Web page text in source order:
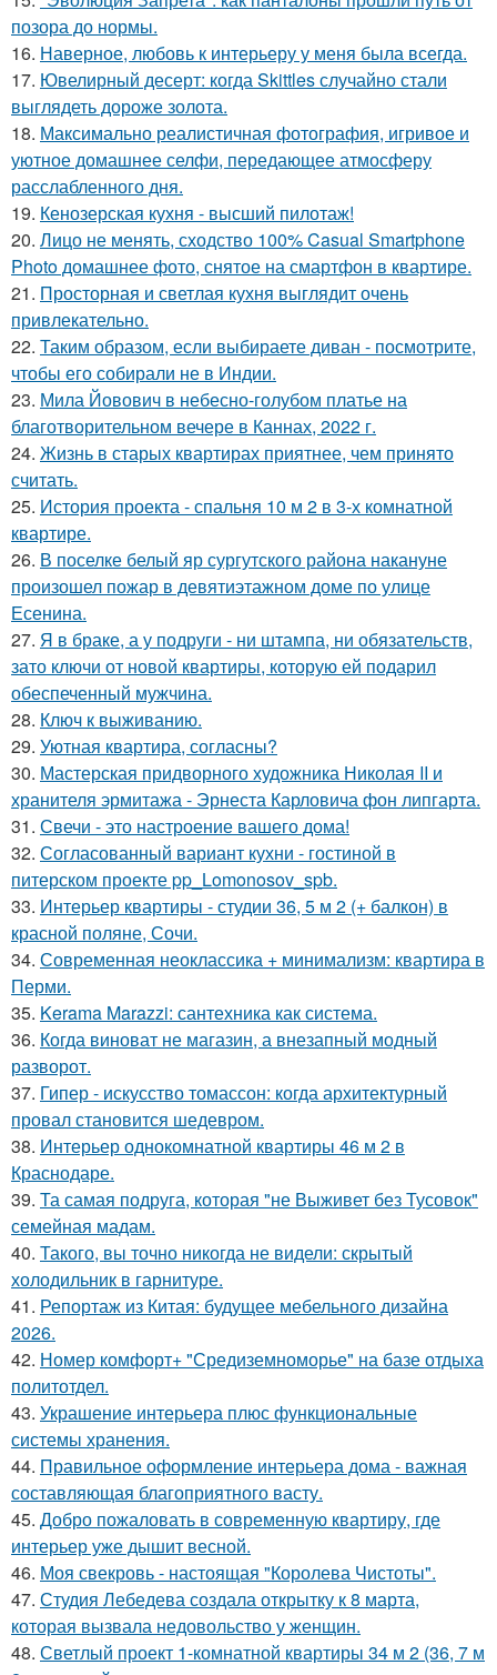
позора до нормы.
16. Наверное, любовь к интерьеру у меня была всегда.
17. Ювелирный десерт: когда Skittles случайно стали
выглядеть дороже золота.
18. Максимально реалистичная фотография, игривое и
уютное домашнее селфи, передающее атмосферу
расслабленного дня.
19. Кенозерская кухня - высший пилотаж!
20. Лицо не менять, сходство 100% Casual Smartphone
Photo домашнее фото, снятое на смартфон в квартире.
21. Просторная и светлая кухня выглядит очень
привлекательно.
22. Таким образом, если выбираете диван - посмотрите,
чтобы его собирали не в Индии.
23. Мила Йовович в небесно-голубом платье на
благотворительном вечере в Каннах, 2022 г.
24. Жизнь в старых квартирах приятнее, чем принято
считать.
25. История проекта - спальня 10 м 2 в 3-х комнатной
квартире.
26. В поселке белый яр сургутского района накануне
произошел пожар в девятиэтажном доме по улице
Есенина.
27. Я в браке, а у подруги - ни штампа, ни обязательств,
зато ключи от новой квартиры, которую ей подарил
обеспеченный мужчина.
28. Ключ к выживанию.
29. Уютная квартира, согласны?
30. Мастерская придворного художника Николая II и
хранителя эрмитажа - Эрнеста Карловича фон липгарта.
31. Свечи - это настроение вашего дома!
32. Согласованный вариант кухни - гостиной в
питерском проекте pp_Lomonosov_spb.
33. Интерьер квартиры - студии 36, 5 м 2 (+ балкон) в
красной поляне, Сочи.
34. Современная неоклассика + минимализм: квартира в
Перми.
35. Kerama Marazzi: сантехника как система.
36. Когда виноват не магазин, а внезапный модный
разворот.
37. Гипер - искусство томассон: когда архитектурный
провал становится шедевром.
38. Интерьер однокомнатной квартиры 46 м 2 в
Краснодаре.
39. Та самая подруга, которая "не Выживет без Тусовок"
семейная мадам.
40. Такого, вы точно никогда не видели: скрытый
холодильник в гарнитуре.
41. Репортаж из Китая: будущее мебельного дизайна
2026.
42. Номер комфорт+ "Средиземноморье" на базе отдыха
политотдел.
43. Украшение интерьера плюс функциональные
системы хранения.
44. Правильное оформление интерьера дома - важная
составляющая благоприятного васту.
45. Добро пожаловать в современную квартиру, где
интерьер уже дышит весной.
46. Моя свекровь - настоящая "Королева Чистоты".
47. Студия Лебедева создала открытку к 8 марта,
которая вызвала недовольство у женщин.
48. Светлый проект 1-комнатной квартиры 34 м 2 (36, 7 м